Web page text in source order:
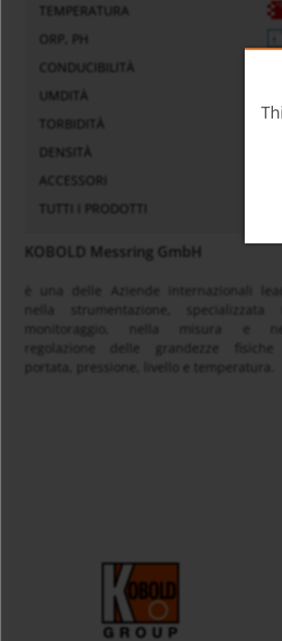
TEMPERATURA
ORP, PH
CONDUCIBILITÀ
UMDITÀ
TORBIDITÀ
DENSITÀ
ACCESSORI
TUTTI I PRODOTTI
KOBOLD Messring GmbH
è una delle Aziende internazionali
monitoraggio, nella misura e
regolazione delle grandezze fisiche
portata, pressione, livello e temperatura.